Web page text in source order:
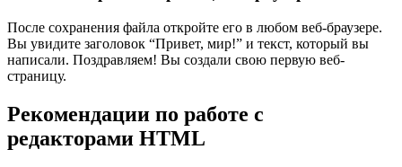
После сохранения файла откройте его в любом веб-браузере.
Вы увидите заголовок “Привет, мир!” и текст, который вы
написали. Поздравляем! Вы создали свою первую веб-
страницу.
Рекомендации по работе с
редакторами HTML